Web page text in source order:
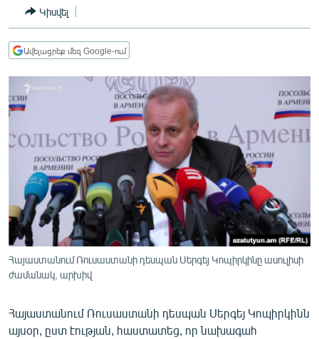
ՏՆՏԵՍՈՒԹՅՈՒՆ
ՂԱՐԱԲԱՂ
ՏԱՐԱԾԱՇՐՋԱՆ
ՄՇԱԿՈՒՅԹ
ՍՊՈՐՏ
ՄԵԿՆԱԲԱՆՈՒԹՅՈՒՆ
ՏՏ ԵՒ ԻՆՏԵՐՆԵՏ
ԱՐԽԻՎ
ԲԱՆԱՎԵՃ
Կիսվել
Ավելացրեք մեզ Google-ում
Հայաստանում Ռուսաստանի դեսպան Սերգեյ Կոպիրկինը ասուլիսի
ժամանակ, արխիվ
Հայաստանում Ռուսաստանի դեսպան Սերգեյ Կոպիրկինն
այսօր, ըստ էության, հաստատեց, որ նախագահ